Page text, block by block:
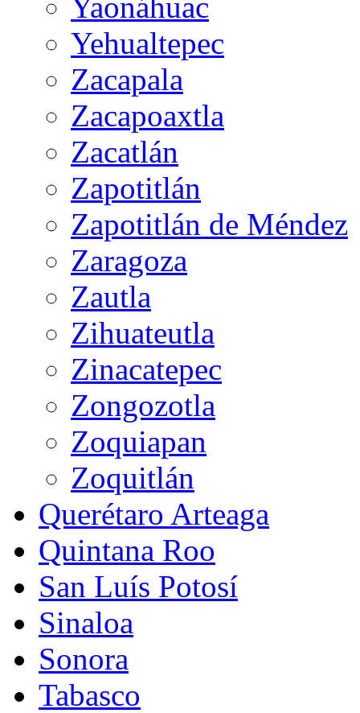
Yehualtepec
Zacapala
Zacapoaxtla
Zacatlán
Zapotitlán
Zapotitlán de Méndez
Zaragoza
Zautla
Zihuateutla
Zinacatepec
Zongozotla
Zoquiapan
Zoquitlán
Querétaro Arteaga
Quintana Roo
San Luís Potosí
Sinaloa
Sonora
Tabasco